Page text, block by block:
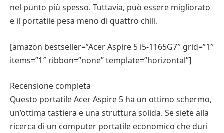
nel punto più spesso. Tuttavia, può essere migliorato
e il portatile pesa meno di quattro chili.
[amazon bestseller=”Acer Aspire 5 i5-1165G7″ grid=”1″
items=”1″ ribbon=”none” template=”horizontal”]
Recensione completa
Questo portatile Acer Aspire 5 ha un ottimo schermo,
un’ottima tastiera e una struttura solida. Se siete alla
ricerca di un computer portatile economico che duri